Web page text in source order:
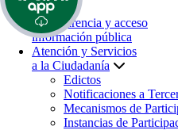
Inicio
Transparencia y acceso
información pública
Atención y Servicios
a la Ciudadanía
Edictos
Notificaciones a
Mecanismos de
Instancias de